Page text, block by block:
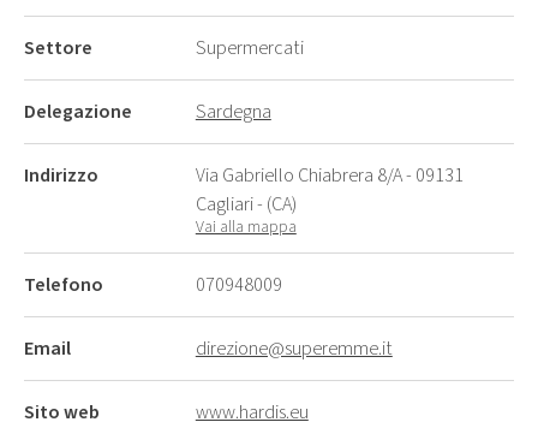
Settore Supermercati
Delegazione Sardegna
Indirizzo
Via Gabriello Chiabrera 8/A - 09131
Cagliari - (CA)
Vai alla mappa
Telefono 070948009
Email direzione@superemme.it
Sito web www.hardis.eu